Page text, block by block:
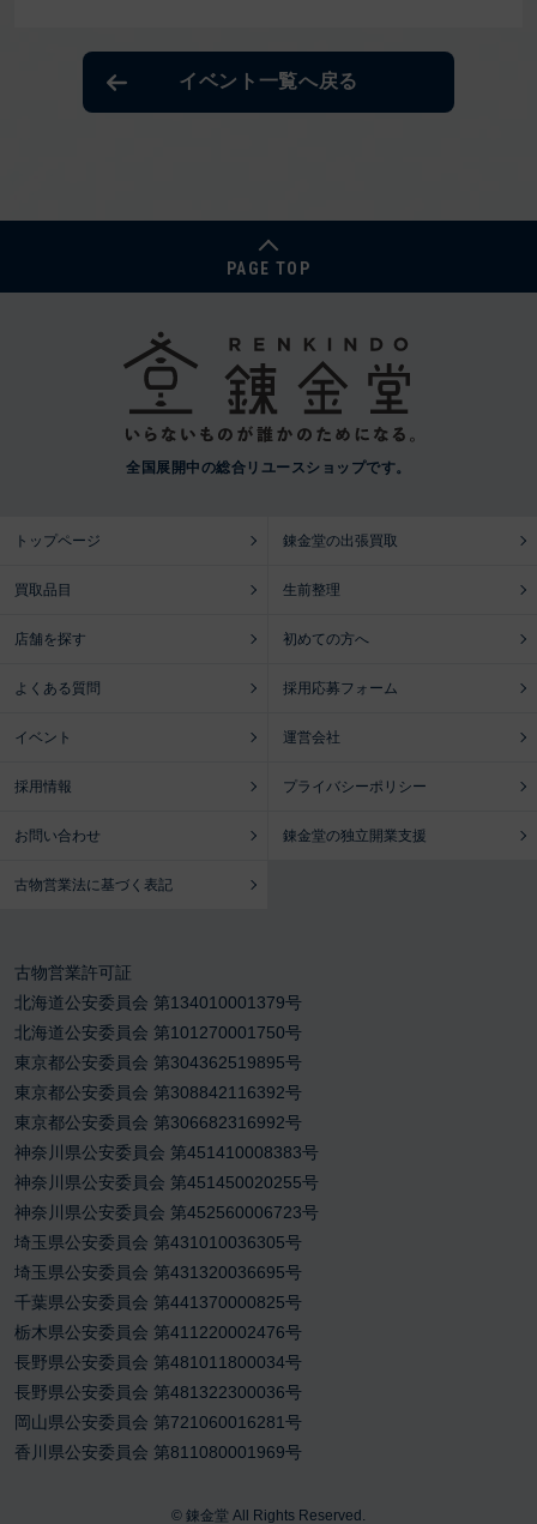
イベント一覧へ戻る
PAGE TOP
全国展開中の総合リユースショップです。
トップページ 錬金堂の出張買取
買取品目 生前整理
店舗を探す 初めての方へ
よくある質問 採用応募フォーム
イベント 運営会社
採用情報 プライバシーポリシー
お問い合わせ 錬金堂の独立開業支援
古物営業法に基づく表記
古物営業許可証
北海道公安委員会 第134010001379号
北海道公安委員会 第101270001750号
東京都公安委員会 第304362519895号
東京都公安委員会 第308842116392号
東京都公安委員会 第306682316992号
神奈川県公安委員会 第451410008383号
神奈川県公安委員会 第451450020255号
神奈川県公安委員会 第452560006723号
埼玉県公安委員会 第431010036305号
埼玉県公安委員会 第431320036695号
千葉県公安委員会 第441370000825号
栃木県公安委員会 第411220002476号
長野県公安委員会 第481011800034号
長野県公安委員会 第481322300036号
岡山県公安委員会 第721060016281号
香川県公安委員会 第811080001969号
© 錬金堂 All Rights Reserved.